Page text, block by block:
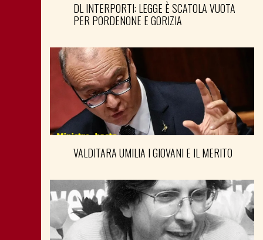
DL INTERPORTI: LEGGE È SCATOLA VUOTA
PER PORDENONE E GORIZIA
VALDITARA UMILIA I GIOVANI E IL MERITO